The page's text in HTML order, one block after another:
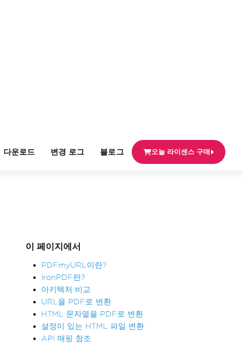
다운로드 변경 로그 블로그 오늘 라이센스 구매
이 페이지에서
PDFmyURL이란?
IronPDF란?
아키텍처 비교
URL을 PDF로 변환
HTML 문자열을 PDF로 변환
설정이 있는 HTML 파일 변환
API 매핑 참조